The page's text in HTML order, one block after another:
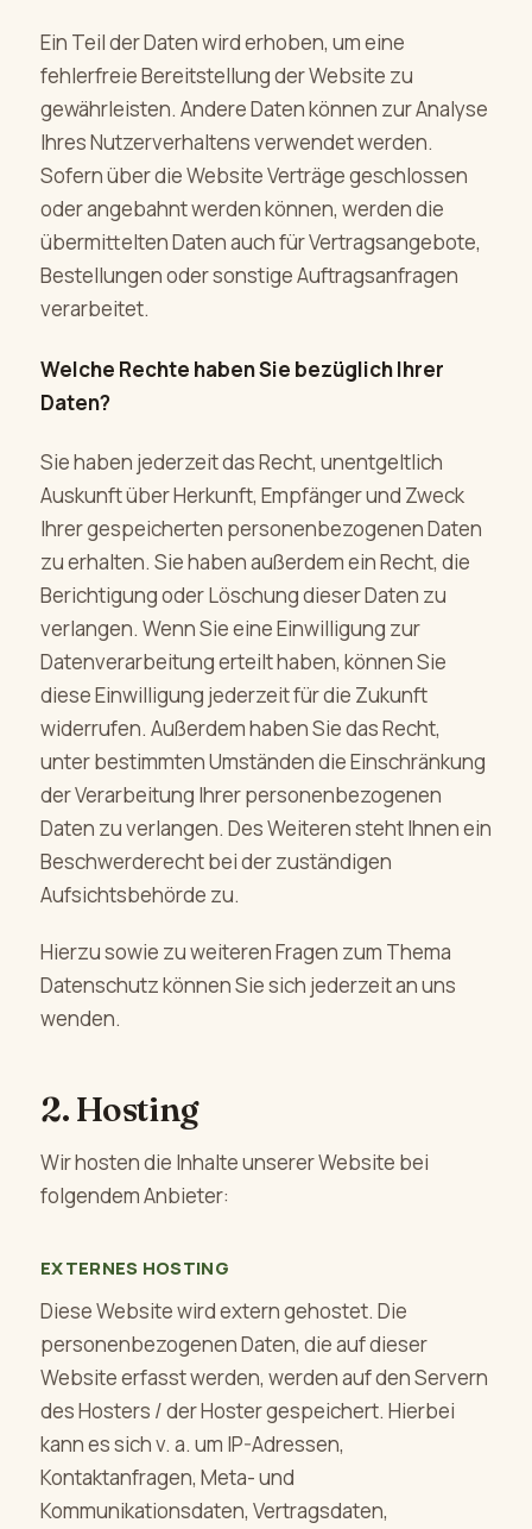
Ein Teil der Daten wird erhoben, um eine
fehlerfreie Bereitstellung der Website zu
gewährleisten. Andere Daten können zur Analyse
Ihres Nutzerverhaltens verwendet werden.
Sofern über die Website Verträge geschlossen
oder angebahnt werden können, werden die
übermittelten Daten auch für Vertragsangebote,
Bestellungen oder sonstige Auftragsanfragen
verarbeitet.
Welche Rechte haben Sie bezüglich Ihrer
Daten?
Sie haben jederzeit das Recht, unentgeltlich
Auskunft über Herkunft, Empfänger und Zweck
Ihrer gespeicherten personenbezogenen Daten
zu erhalten. Sie haben außerdem ein Recht, die
Berichtigung oder Löschung dieser Daten zu
verlangen. Wenn Sie eine Einwilligung zur
Datenverarbeitung erteilt haben, können Sie
diese Einwilligung jederzeit für die Zukunft
widerrufen. Außerdem haben Sie das Recht,
unter bestimmten Umständen die Einschränkung
der Verarbeitung Ihrer personenbezogenen
Daten zu verlangen. Des Weiteren steht Ihnen ein
Beschwerderecht bei der zuständigen
Aufsichtsbehörde zu.
Hierzu sowie zu weiteren Fragen zum Thema
Datenschutz können Sie sich jederzeit an uns
wenden.
2. Hosting
Wir hosten die Inhalte unserer Website bei
folgendem Anbieter:
EXTERNES HOSTING
Diese Website wird extern gehostet. Die
personenbezogenen Daten, die auf dieser
Website erfasst werden, werden auf den Servern
des Hosters / der Hoster gespeichert. Hierbei
kann es sich v. a. um IP-Adressen,
Kontaktanfragen, Meta- und
Kommunikationsdaten, Vertragsdaten,